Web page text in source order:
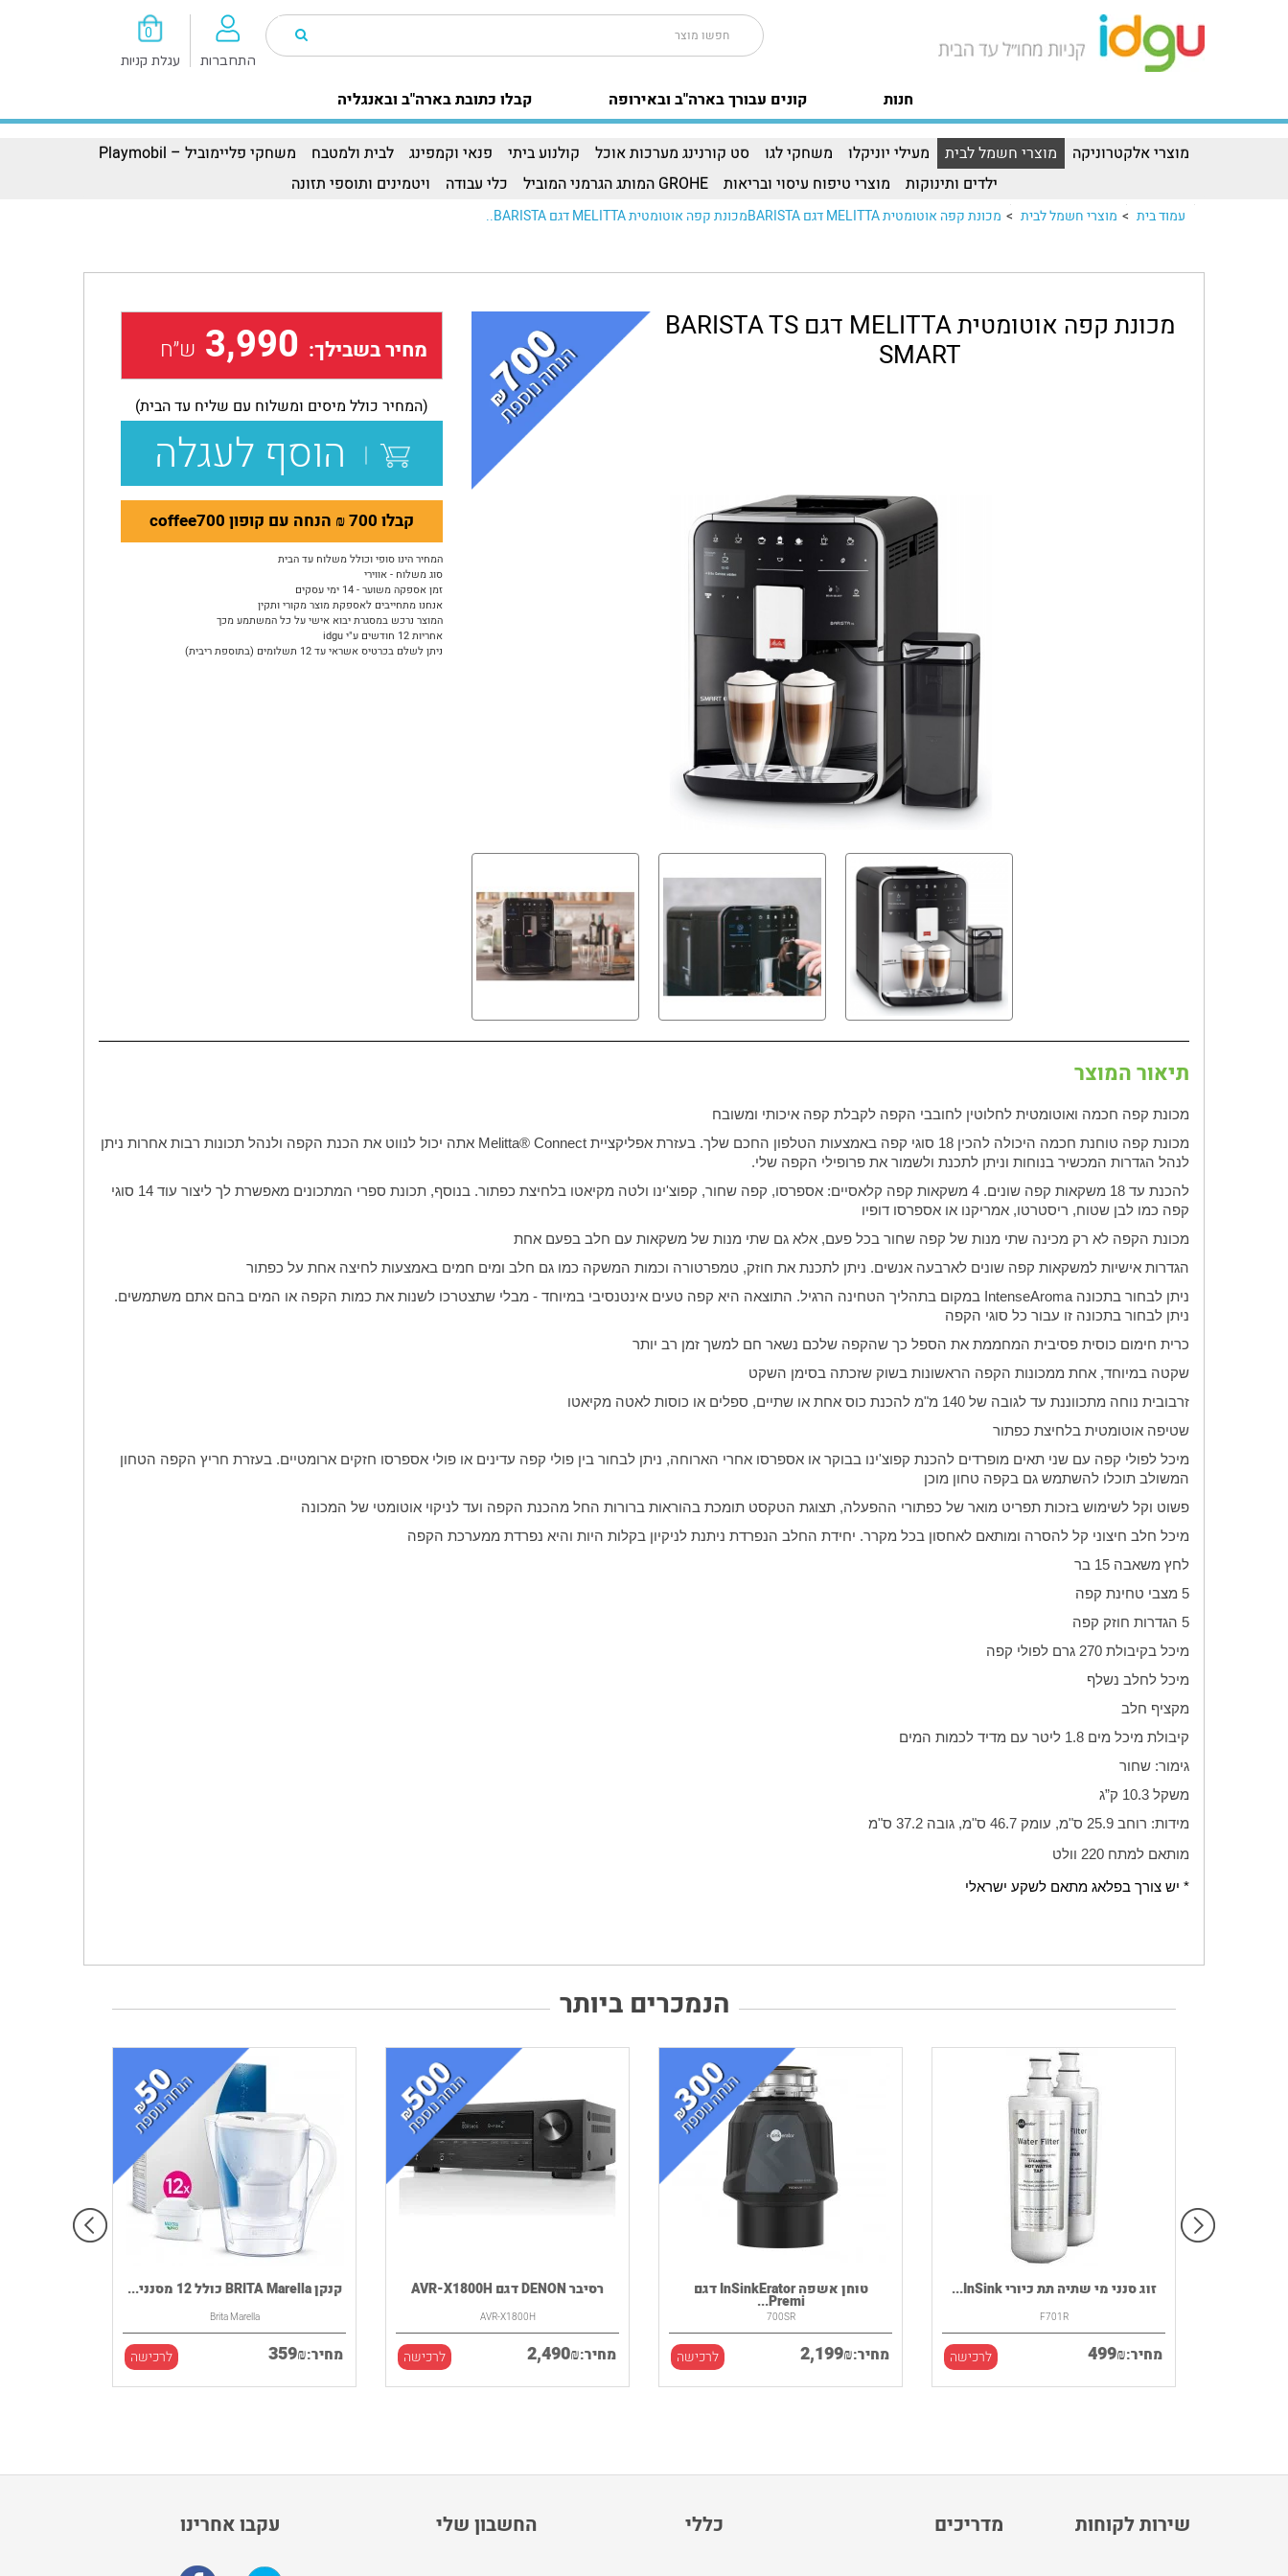
0
עגלת קניות התחברות
קבלו כתובת בארה"ב ובאנגליה קונים עבורך בארה"ב ובאירופה חנות
מוצרי אלקטרוניקה מוצרי חשמל לבית מעילי יוניקלו משחקי לגו סט קורנינג מערכות אוכל קולנוע ביתי פנאי וקמפינג לבית ולמטבח
משחקי פליימוביל – Playmobil
ילדים ותינוקות
מוצרי טיפוח עיסוי ובריאות GROHE המותג הגרמני המוביל כלי עבודה ויטמינים ותוספי תזונה
עמוד בית > מוצרי חשמל לבית > מכונת קפה אוטומטית MELITTA דגם BARISTAמכונת קפה אוטומטית MELITTA דגם BARISTA..
מכונת קפה אוטומטית MELITTA דגם BARISTA TS
SMART
מחיר בשבילך: 3,990 ש״ח
(המחיר כולל מיסים ומשלוח עם שליח עד הבית)
הוסף לעגלה
קבלו 700 ₪ הנחה עם קופון coffee700
המחיר הינו סופי וכולל משלוח עד הבית
סוג משלוח - אווירי
זמן אספקה משוער - 14 ימי עסקים
אנחנו מתחייבים לאספקת מוצר מקורי ותקין
המוצר נרכש במסגרת יבוא אישי על כל המשתמע מכך
אחריות 12 חודשים ע"י idgu
ניתן לשלם בכרטיס אשראי עד 12 תשלומים (בתוספת ריבית)
תיאור המוצר
מכונת קפה חכמה ואוטומטית לחלוטין לחובבי הקפה לקבלת קפה איכותי ומשובח
מכונת קפה טוחנת חכמה היכולה להכין 18 סוגי קפה באמצעות הטלפון החכם שלך. בעזרת אפליקציית
Melitta® Connect אתה יכול לנווט את הכנת הקפה ולנהל תכונות רבות אחרות ניתן
לנהל הגדרות המכשיר בנוחות וניתן לתכנת ולשמור את פרופילי הקפה שלי.
להכנת עד 18 משקאות קפה שונים. 4 משקאות קפה קלאסיים: אספרסו, קפה שחור, קפוצ'ינו ולטה מקיאטו בלחיצת כפתור. בנוסף, תכונת ספרי המתכונים מאפשרת לך ליצור עוד 14 סוגי
קפה כמו לבן שטוח, ריסטרטו, אמריקנו או אספרסו דופיו
מכונת הקפה לא רק מכינה שתי מנות של קפה שחור בכל פעם, אלא גם שתי מנות של משקאות עם חלב בפעם אחת
הגדרות אישיות למשקאות קפה שונים לארבעה אנשים. ניתן לתכנת את חוזק, טמפרטורה וכמות המשקה כמו גם חלב ומים חמים באמצעות לחיצה אחת על כפתור
ניתן לבחור בתכונה IntenseAroma במקום בתהליך הטחינה הרגיל. התוצאה היא קפה טעים אינטנסיבי במיוחד - מבלי שתצטרכו לשנות את כמות הקפה או המים בהם אתם משתמשים.
ניתן לבחור בתכונה זו עבור כל סוגי הקפה
כרית חימום כוסית פסיבית המחממת את הספל כך שהקפה שלכם נשאר חם למשך זמן רב יותר
שקטה במיוחד, אחת ממכונות הקפה הראשונות בשוק שזכתה בסימן השקט
זרבובית נוחה מתכווננת עד לגובה של 140 מ"מ להכנת כוס אחת או שתיים, ספלים או כוסות לאטה מקיאטו
שטיפה אוטומטית בלחיצת כפתור
מיכל לפולי קפה עם שני תאים מופרדים להכנת קפוצ'ינו בבוקר או אספרסו אחרי הארוחה, ניתן לבחור בין פולי קפה עדינים או פולי אספרסו חזקים ארומטיים. בעזרת חריץ הקפה הטחון
המשולב תוכלו להשתמש גם בקפה טחון מוכן
פשוט וקל לשימוש בזכות תפריט מואר של כפתורי ההפעלה, תצוגת הטקסט תומכת בהוראות ברורות החל מהכנת הקפה ועד לניקוי אוטומטי של המכונה
מיכל חלב חיצוני קל להסרה ומותאם לאחסון בכל מקרר. יחידת החלב הנפרדת ניתנת לניקיון בקלות היות והיא נפרדת ממערכת הקפה
לחץ משאבה 15 בר
5 מצבי טחינת קפה
5 הגדרות חוזק קפה
מיכל בקיבולת 270 גרם לפולי קפה
מיכל לחלב נשלף
מקציף חלב
קיבולת מיכל מים 1.8 ליטר עם מדיד לכמות המים
גימור: שחור
משקל 10.3 ק”ג
מידות: רוחב 25.9 ס"מ, עומק 46.7 ס"מ, גובה 37.2 ס"מ
מותאם למתח 220 וולט
* יש צורך בפלאג מתאם לשקע ישראלי
הנמכרים ביותר
קנקן BRITA Marella כולל 12 מסנני...
Brita Marella
מחיר: 359₪ לרכישה
רסיבר DENON דגם AVR-X1800H
AVR-X1800H
מחיר: 2,490₪ לרכישה
טוחן אשפה InSinkErator דגם
Premi...
700SR
מחיר: 2,199₪ לרכישה
זוג סנני מי שתיה תת כיורי InSink...
F701R
מחיר: 499₪ לרכישה
עקבו אחרינו החשבון שלי כללי מדריכים שירות לקוחות